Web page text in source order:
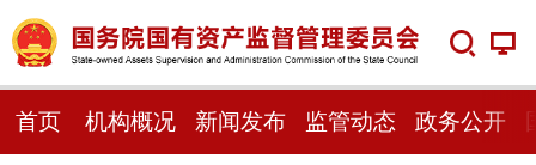
首页 机构概况 新闻发布 监管动态 政务公开